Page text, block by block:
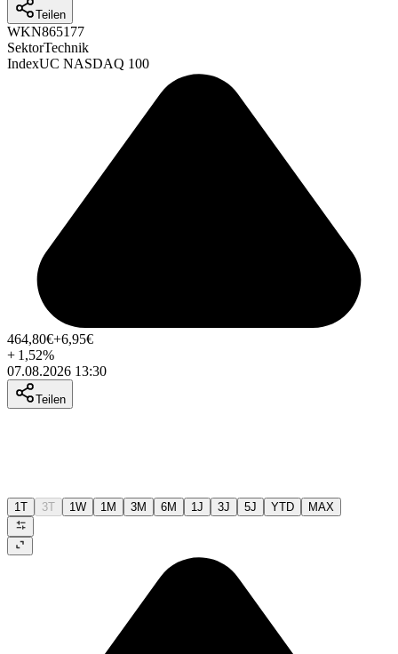
Teilen
WKN865177
SektorTechnik
IndexUC NASDAQ 100
464,80€+6,95€
+ 1,52%
07.08.2026 13:30
Teilen
1T 3T 1W 1M 3M 6M 1J 3J 5J YTD MAX